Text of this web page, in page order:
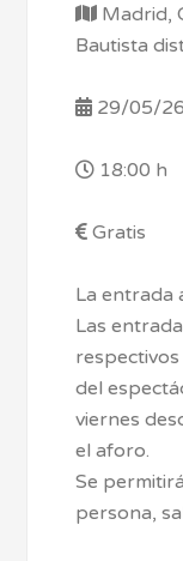
Madrid,
Bautista
29/05/26
18:00 h
Gratis
La entrada
Las
del
viernes
el aforo.
Se
persona,